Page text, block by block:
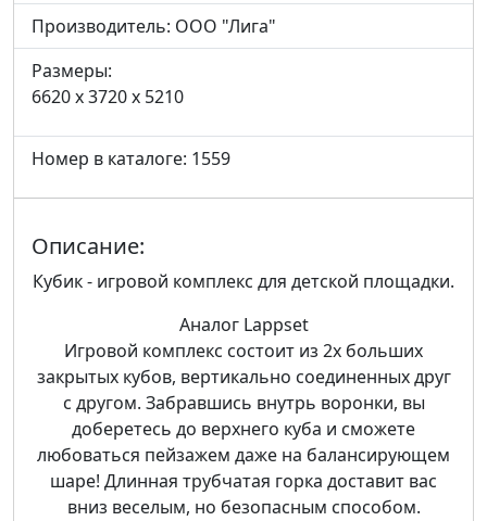
Производитель: ООО "Лига"
Размеры:
6620 x 3720 x 5210
Номер в каталоге: 1559
Описание:
Кубик - игровой комплекс для детской площадки.
Аналог Lappset
Игровой комплекс состоит из 2х больших
закрытых кубов, вертикально соединенных друг
с другом. Забравшись внутрь воронки, вы
доберетесь до верхнего куба и сможете
любоваться пейзажем даже на балансирующем
шаре! Длинная трубчатая горка доставит вас
вниз веселым, но безопасным способом.